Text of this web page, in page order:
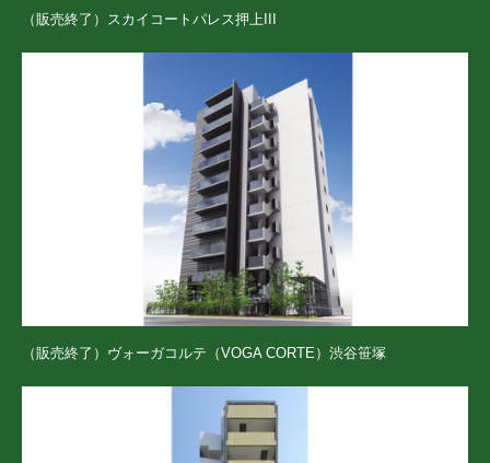
（販売終了）スカイコートパレス押上III
（販売終了）ヴォーガコルテ（VOGA CORTE）渋谷笹塚